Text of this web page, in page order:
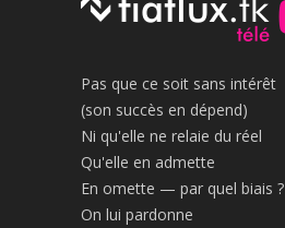
Pas que ce soit sans intérêt
(son succès en dépend)
Ni qu'elle ne relaie du réel
Qu'elle en admette
En omette — par quel biais ?
On lui pardonne